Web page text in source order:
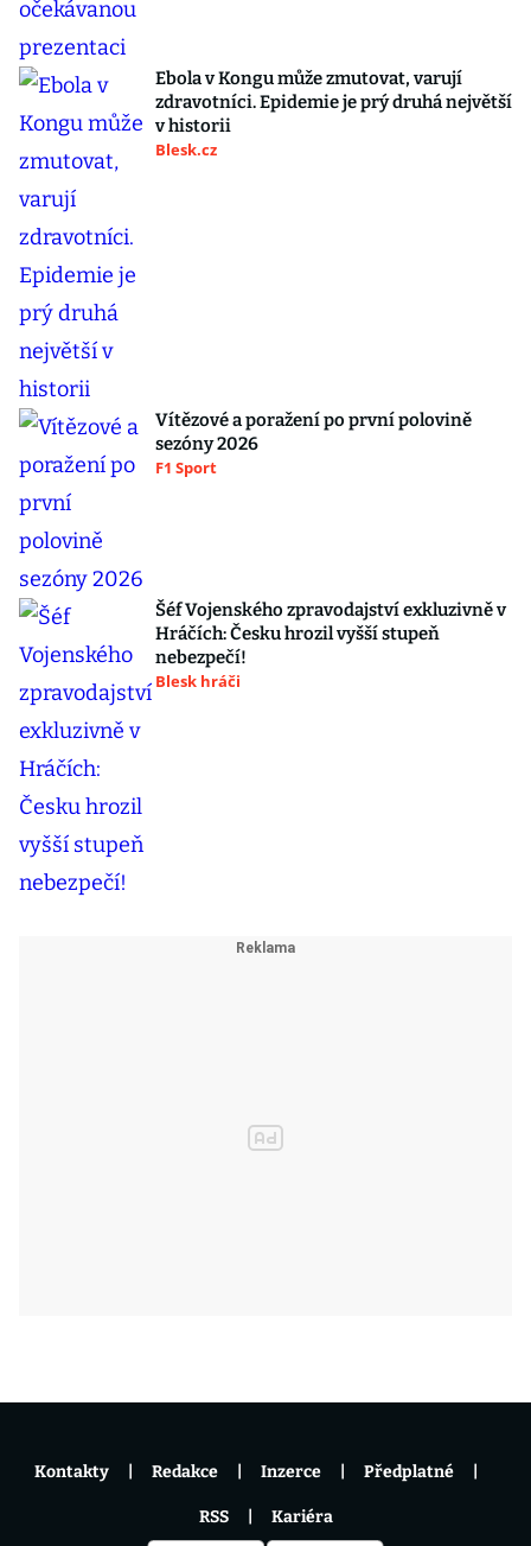
Ebola v Kongu může zmutovat, varují
zdravotníci. Epidemie je prý druhá největší
v historii
Blesk.cz
Vítězové a poražení po první polovině
sezóny 2026
F1 Sport
Šéf Vojenského zpravodajství exkluzivně v
Hráčích: Česku hrozil vyšší stupeň
nebezpečí!
Blesk hráči
Kontakty Redakce Inzerce Předplatné
RSS Kariéra